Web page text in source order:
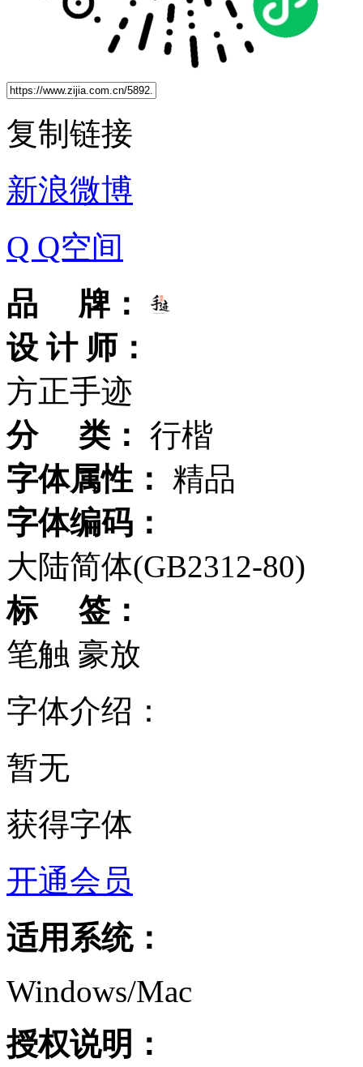
复制链接
新浪微博
Q Q空间
品 牌：
设 计 师：
方正手迹
分 类： 行楷
字体属性： 精品
字体编码：
大陆简体(GB2312-80)
标 签：
笔触 豪放
字体介绍：
暂无
获得字体
开通会员
适用系统：
Windows/Mac
授权说明：